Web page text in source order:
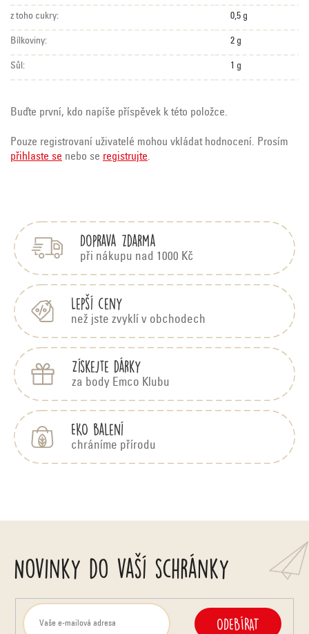
z toho cukry: 0,5 g
Bílkoviny: 2 g
Sůl: 1 g
Buďte první, kdo napíše příspěvek k této položce.
Pouze registrovaní uživatelé mohou vkládat hodnocení. Prosím
přihlaste se nebo se registrujte.
Doprava zdarma
při nákupu nad 1000 Kč
Lepší ceny
než jste zvyklí v obchodech
Získejte dárky
za body Emco Klubu
EKO balení
chráníme přírodu
Novinky do vaší schránky
ODEBÍRAT